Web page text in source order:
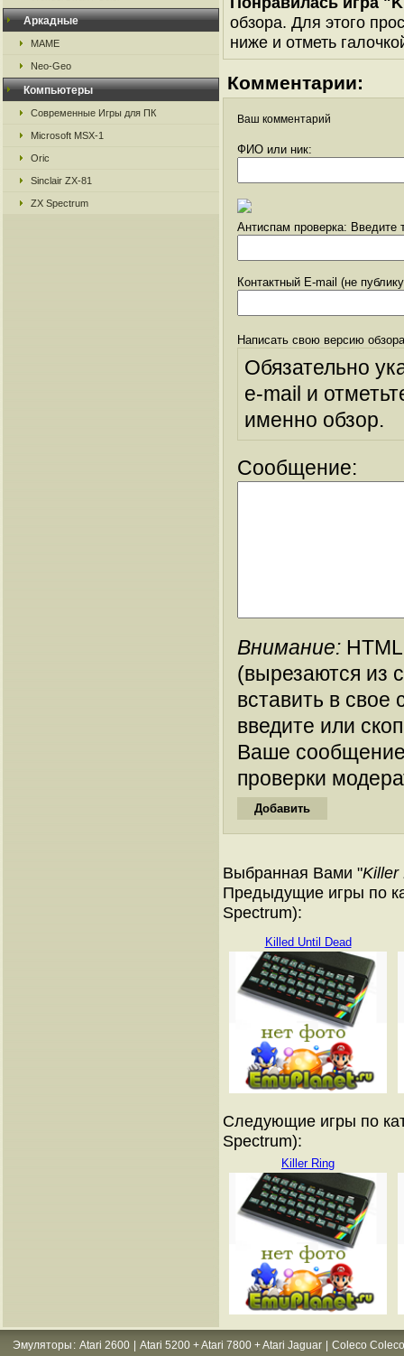
Аркадные
MAME
Neo-Geo
Компьютеры
Современные Игры для ПК
Microsoft MSX-1
Oric
Sinclair ZX-81
ZX Spectrum
обзора. Для этого
ниже и отметь
Комментарии:
Ваш комментарий
ФИО или ник:
Антиспам проверка: Введите
Контактный E-mail (не
Написать свою версию
Обязательно
e-mail и
именно обзор.
Сообщение:
Внимание:
(вырезаются из
вставить в
введите или
Ваше
проверки
Выбранная Вами "Killer
Предыдущие игры по
Spectrum):
Killed Until Dead
Следующие игры по
Spectrum):
Killer Ring
Эмуляторы : Atari 2600 Atari 5200 + Atari 7800 + Atari Jaguar
Coleco